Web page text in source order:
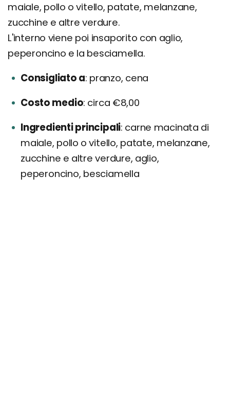
maiale, pollo o vitello, patate, melanzane,
zucchine e altre verdure.
L'interno viene poi insaporito con aglio,
peperoncino e la besciamella.
Consigliato a pranzo, cena
Costo medio circa €8,00
Ingredienti principali carne macinata di
maiale, pollo o vitello, patate, melanzane,
zucchine e altre verdure, aglio,
peperoncino, besciamella